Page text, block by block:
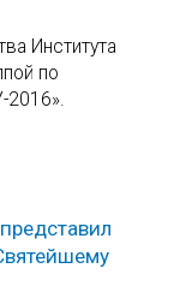
Института
по
2016».